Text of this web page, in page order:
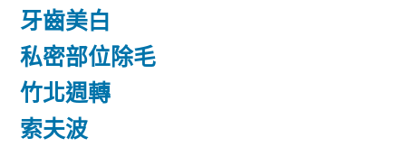
牙齒美白
私密部位除毛
竹北週轉
索夫波